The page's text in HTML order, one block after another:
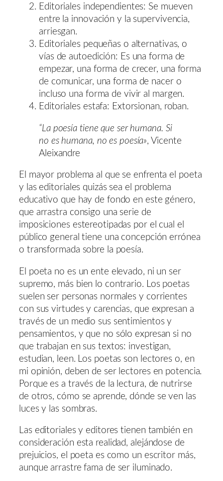
Editoriales independientes: Se mueven
entre la innovación y la supervivencia,
arriesgan.
Editoriales pequeñas o alternativas, o
vías de autoedición: Es una forma de
empezar, una forma de crecer, una forma
de comunicar, una forma de nacer o
incluso una forma de vivir al margen.
Editoriales estafa: Extorsionan, roban.
“La poesía tiene que ser humana. Si
no es humana, no es poesía», Vicente
Aleixandre
El mayor problema al que se enfrenta el poeta
y las editoriales quizás sea el problema
educativo que hay de fondo en este género,
que arrastra consigo una serie de
imposiciones estereotipadas por el cual el
público general tiene una concepción errónea
o transformada sobre la poesía.
El poeta no es un ente elevado, ni un ser
supremo, más bien lo contrario. Los poetas
suelen ser personas normales y corrientes
con sus virtudes y carencias, que expresan a
través de un medio sus sentimientos y
pensamientos, y que no sólo expresan si no
que trabajan en sus textos: investigan,
estudian, leen. Los poetas son lectores o, en
mi opinión, deben de ser lectores en potencia.
Porque es a través de la lectura, de nutrirse
de otros, cómo se aprende, dónde se ven las
luces y las sombras.
Las editoriales y editores tienen también en
consideración esta realidad, alejándose de
prejuicios, el poeta es como un escritor más,
aunque arrastre fama de ser iluminado.